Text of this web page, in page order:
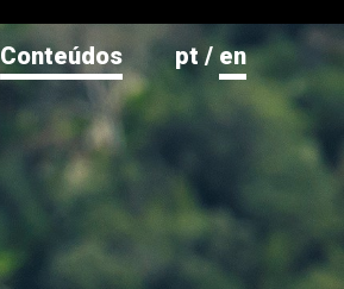
Conteúdos pt / en